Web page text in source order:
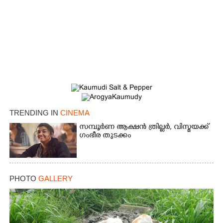
TRENDING IN CINEMA
സമ്പൂർണ ആക്ഷൻ ത്രില്ലർ,​ വിസ്മയക്ക്
ഗംഭീര തുടക്കം
PHOTO GALLERY